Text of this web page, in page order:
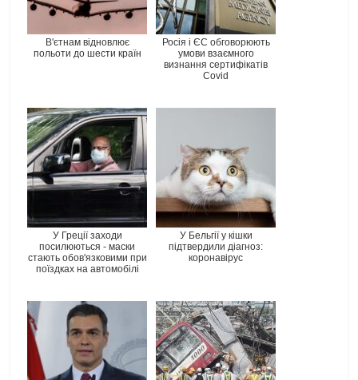
В'єтнам відновлює
польоти до шести країн
Росія і ЄС обговорюють
умови взаємного
визнання сертифікатів
Covid
У Греції заходи
посилюються - маски
стають обов'язковими при
поїздках на автомобілі
У Бельгії у кішки
підтвердили діагноз:
коронавірус